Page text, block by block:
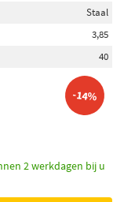
Staal
3,85
40
-14%
2 werkdagen bij u